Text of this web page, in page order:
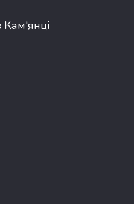
Кам'янці